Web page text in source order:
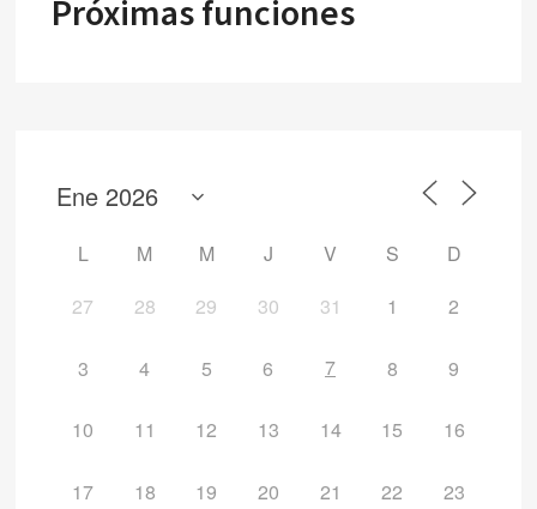
Próximas funciones
L M M J V S
D
27
28 29 30 31 1 2
3 4 5 6 7 8 9
10 11 12 13 14 15 16
17 18 19 20 21 22 23